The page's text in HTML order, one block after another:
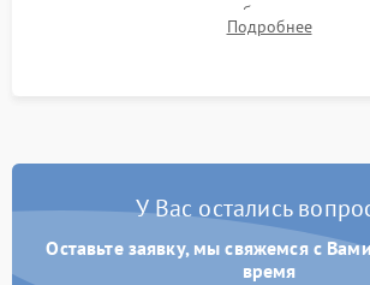
компрессора, отсутствия обмерзания
срабатывания системыПодробнее
У Вас остались
Оставьте заявку, мы свяжемся с
время